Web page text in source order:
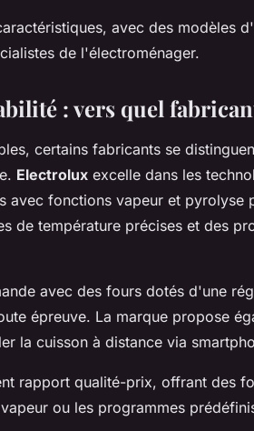
avec des modèles
de l'électroménager.
: vers quel
certains fabricants se
Electrolux excelle dans les
avec fonctions vapeur et pyrolyse
de température précises et des
avec des fours dotés d'une
épreuve. La marque propose
la cuisson à distance via
rapport qualité-prix, offrant des
ou les programmes